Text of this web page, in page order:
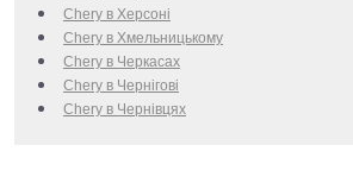
Chery в Херсоні
Chery в Хмельницькому
Chery в Черкаcах
Chery в Чернігові
Chery в Чернівцях